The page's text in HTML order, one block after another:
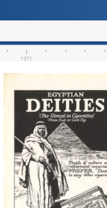
1971
EGYPTIAN DEITIES
EGYPTIAN DEITIES
1919